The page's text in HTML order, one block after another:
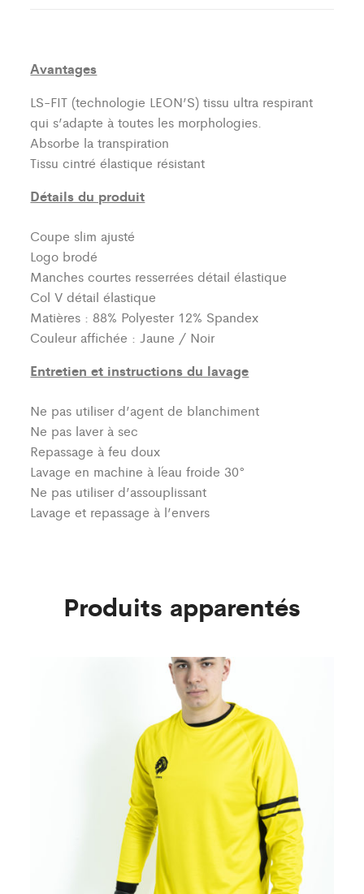
Avantages
LS-FIT (technologie LEON’S)tissu ultra respirant
qui s’adapte à toutes les morphologies.
Absorbe la transpiration
Tissu cintré élastique résistant
Détails du produit
Coupe slim ajusté
Logo brodé
Manches courtes resserrées détail élastique
Col V détail élastique
Matières : 88% Polyester 12% Spandex
Couleur affichée : Jaune / Noir
Entretien et instructions du lavage
Ne pas utiliser d’agent de blanchiment
Ne pas laver à sec
Repassage à feu doux
Lavage en machine à l´eau froide 30°
Ne pas utiliser d’assouplissant
Lavage et repassage à l’envers
Produits apparentés